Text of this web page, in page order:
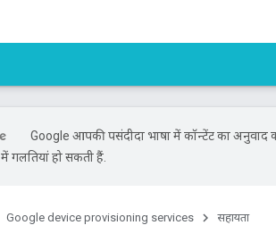
Google आपकी पसंदीदा भाषा में कॉन्टेंट का
गलतियां हो सकती हैं.
Google device provisioning services सहायता